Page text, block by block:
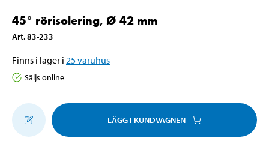
45° rörisolering, Ø 42 mm
Art.83-233
Finns i lager i 25varuhus
Säljs online
LÄGG I KUNDVAGNEN